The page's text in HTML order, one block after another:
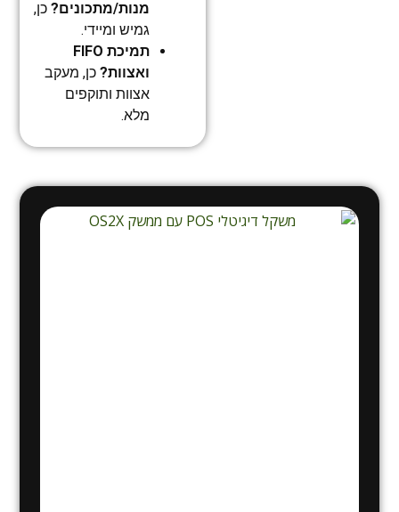
מנות/מתכונים?כן,
גמיש ומיידי.
תמיכת FIFO
ואצוות?כן, מעקב
אצוות ותוקפים
מלא.